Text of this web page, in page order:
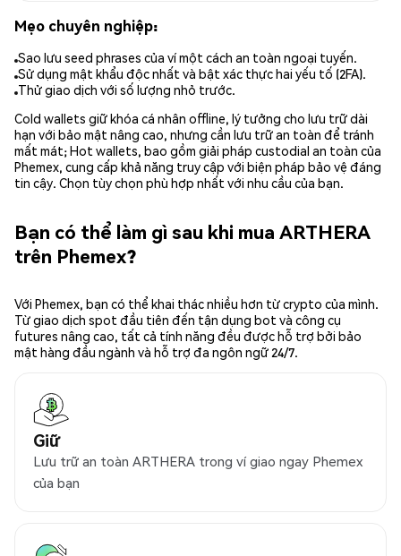
Mẹo chuyên nghiệp:
Sao lưu seed phrases của ví một cách an toàn ngoại tuyến.
Sử dụng mật khẩu độc nhất và bật xác thực hai yếu tố (2FA).
Thử giao dịch với số lượng nhỏ trước.
Cold wallets giữ khóa cá nhân offline, lý tưởng cho lưu trữ dài
hạn với bảo mật nâng cao, nhưng cần lưu trữ an toàn để tránh
mất mát; Hot wallets, bao gồm giải pháp custodial an toàn của
Phemex, cung cấp khả năng truy cập với biện pháp bảo vệ đáng
tin cậy. Chọn tùy chọn phù hợp nhất với nhu cầu của bạn.
Bạn có thể làm gì sau khi mua ARTHERA
trên Phemex?
Với Phemex, bạn có thể khai thác nhiều hơn từ crypto của mình.
Từ giao dịch spot đầu tiên đến tận dụng bot và công cụ
futures nâng cao, tất cả tính năng đều được hỗ trợ bởi bảo
mật hàng đầu ngành và hỗ trợ đa ngôn ngữ 24/7.
Giữ
Lưu trữ an toàn ARTHERA trong ví giao ngay Phemex
của bạn